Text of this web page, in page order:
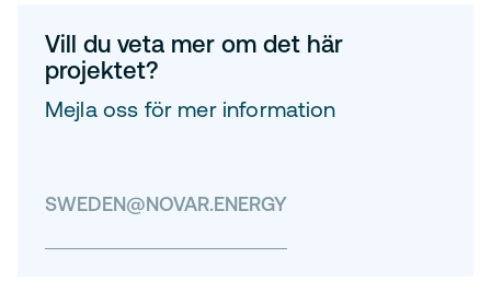
Vill du veta mer om det här
projektet?
Mejla oss för mer information
SWEDEN@NOVAR.ENERGY